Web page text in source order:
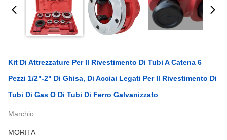
Kit Di Attrezzature Per Il Rivestimento Di Tubi A Catena 6
Pezzi 1/2"-2" Di Ghisa, Di Acciai Legati Per Il Rivestimento Di
Tubi Di Gas O Di Tubi Di Ferro Galvanizzato
Marchio:
MORITA